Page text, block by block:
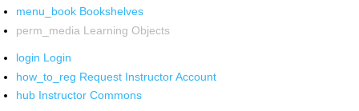
menu_book Bookshelves
perm_media Learning Objects
login Login
how_to_reg Request Instructor Account
hub Instructor Commons